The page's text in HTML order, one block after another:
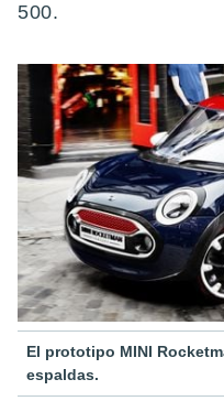
500.
El prototipo MINI
espaldas.